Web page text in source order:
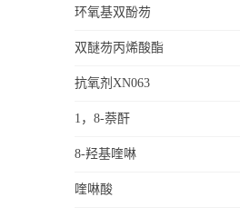
环氧基双酚芴
双醚芴丙烯酸酯
抗氧剂XN063
1，8-萘酐
8-羟基喹啉
喹啉酸